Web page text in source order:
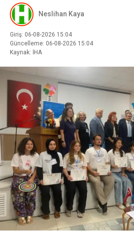
Neslihan Kaya
Giriş: 06-08-2026 15:04
Güncelleme: 06-08-2026 15:04
Kaynak: İHA